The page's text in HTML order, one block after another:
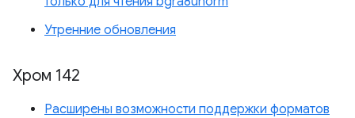
Утренние обновления
Хром 142
Расширены возможности поддержки форматов